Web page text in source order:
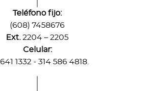
Teléfono fijo:
(608) 7458676
Ext. 2204 – 2205
Celular:
1332 - 314 586 4818.